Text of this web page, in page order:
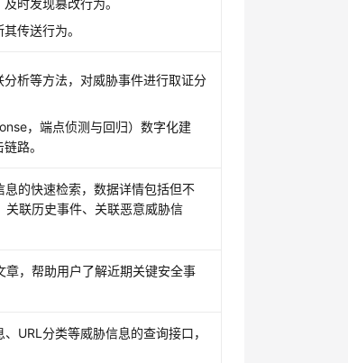
时发现篡改行为。
传送行为。
析等方法，对威胁事件进行取证分
，端点侦测与回归）数字化建
路。
的快速检索，数据详情包括但不
关联历史事件、关联恶意威胁信
，帮助用户了解近期关键安全事
URL分类等威胁信息的查询接口，